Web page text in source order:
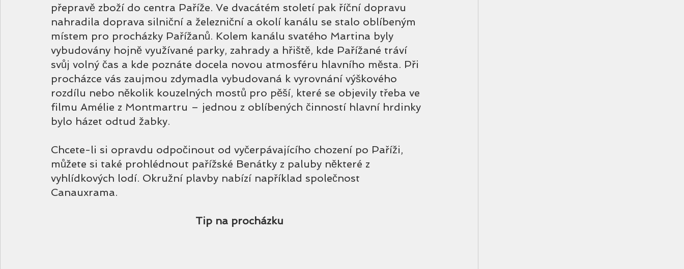
přepravě zboží do centra Paříže. Ve dvacátém století pak říční dopravu
nahradila doprava silniční a železniční a okolí kanálu se stalo oblíbeným
místem pro procházky Pařížanů. Kolem kanálu svatého Martina byly
vybudovány hojně využívané parky, zahrady a hřiště, kde Pařížané tráví
svůj volný čas a kde poznáte docela novou atmosféru hlavního města. Při
procházce vás zaujmou zdymadla vybudovaná k vyrovnání výškového
rozdílu nebo několik kouzelných mostů pro pěší, které se objevily třeba ve
filmu Amélie z Montmartru – jednou z oblíbených činností hlavní hrdinky
bylo házet odtud žabky.
Chcete-li si opravdu odpočinout od vyčerpávajícího chození po Paříži,
můžete si také prohlédnout pařížské Benátky z paluby některé z
vyhlídkových lodí. Okružní plavby nabízí například společnost
Canauxrama.
Tip na procházku